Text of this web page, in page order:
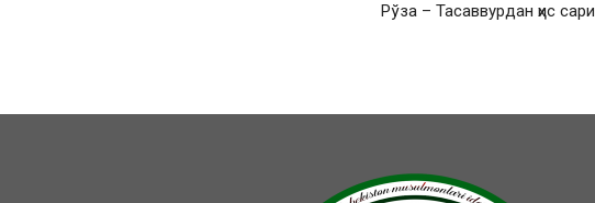
Рўза – Тасаввурдан ҳис сари